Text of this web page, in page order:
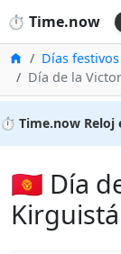
⏱️ Time.now
InicioDías festivos
Día de la
⏱️ Time.now Reloj
🇰🇬 Día